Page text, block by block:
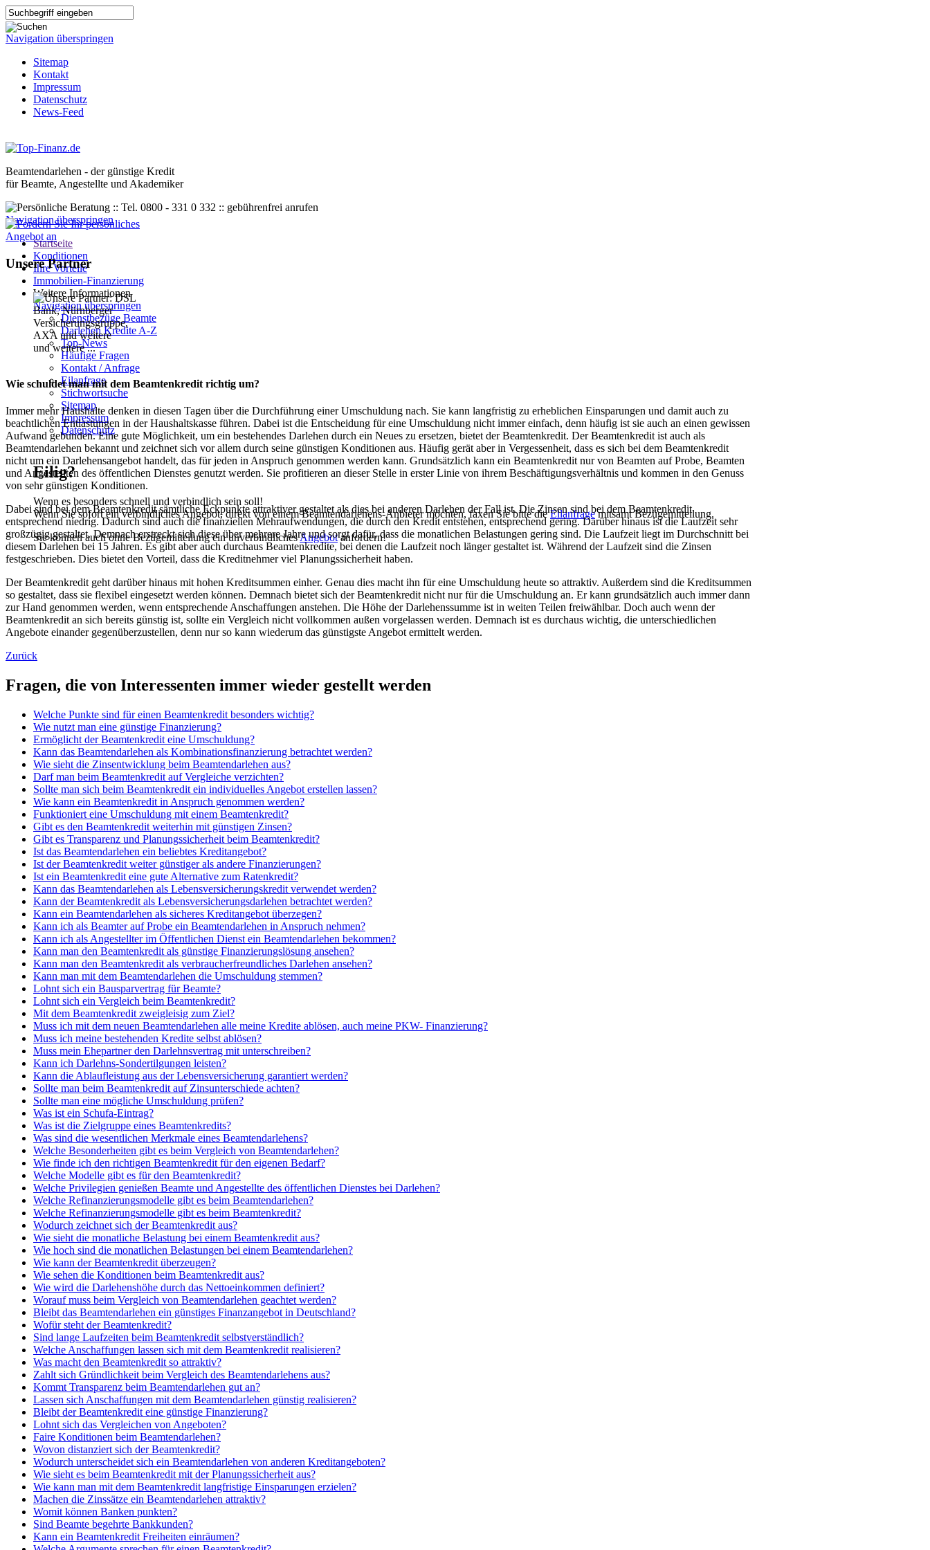
Navigation überspringen
Sitemap
Kontakt
Impressum
Datenschutz
News-Feed
Beamtendarlehen - der günstige Kredit
für Beamte, Angestellte und Akademiker
Navigation überspringen
Startseite
Konditionen
Ihre Vorteile
Immobilien-Finanzierung
Weitere Informationen
Navigation überspringen
Dienstbezüge Beamte
Darlehen Kredite A-Z
Top-News
Häufige Fragen
Kontakt / Anfrage
Eilanfrage
Stichwortsuche
Sitemap
Impressum
Datenschutz
Eilig?
Wenn es besonders schnell und verbindlich sein soll!
Wenn Sie sofort ein verbindliches Angebot, direkt von einem Beamtendarlehens-Anbieter möchten, faxen Sie bitte dieEilanfragemitsamt Bezügemitteilung.
Sie können auch ohne Bezügemitteilung ein unverbindlichesAngebotanfordern!
Unsere Partner
und weitere ...
Wie schuldet man mit dem Beamtenkredit richtig um?
Immer mehr Haushalte denken in diesen Tagen über die Durchführung einer Umschuldung nach. Sie kann langfristig zu erheblichen Einsparungen und damit auch zu
beachtlichen Entlastungen in der Haushaltskasse führen. Dabei ist die Entscheidung für eine Umschuldung nicht immer einfach, denn häufig ist sie auch an einen gewissen
Aufwand gebunden. Eine gute Möglichkeit, um ein bestehendes Darlehen durch ein Neues zu ersetzen, bietet der Beamtenkredit. Der Beamtenkredit ist auch als
Beamtendarlehen bekannt und zeichnet sich vor allem durch seine günstigen Konditionen aus. Häufig gerät aber in Vergessenheit, dass es sich bei dem Beamtenkredit
nicht um ein Darlehensangebot handelt, das für jeden in Anspruch genommen werden kann. Grundsätzlich kann ein Beamtenkredit nur von Beamten auf Probe, Beamten
und Angestellten des öffentlichen Dienstes genutzt werden. Sie profitieren an dieser Stelle in erster Linie von ihrem Beschäftigungsverhältnis und kommen in den Genuss
von sehr günstigen Konditionen.
Dabei sind bei dem Beamtenkredit sämtliche Eckpunkte attraktiver gestaltet als dies bei anderen Darlehen der Fall ist. Die Zinsen sind bei dem Beamtenkredit
entsprechend niedrig. Dadurch sind auch die finanziellen Mehraufwendungen, die durch den Kredit entstehen, entsprechend gering. Darüber hinaus ist die Laufzeit sehr
großzügig gestaltet. Demnach erstreckt sich diese über mehrere Jahre und sorgt dafür, dass die monatlichen Belastungen gering sind. Die Laufzeit liegt im Durchschnitt bei
diesem Darlehen bei 15 Jahren. Es gibt aber auch durchaus Beamtenkredite, bei denen die Laufzeit noch länger gestaltet ist. Während der Laufzeit sind die Zinsen
festgeschrieben. Dies bietet den Vorteil, dass die Kreditnehmer viel Planungssicherheit haben.
Der Beamtenkredit geht darüber hinaus mit hohen Kreditsummen einher. Genau dies macht ihn für eine Umschuldung heute so attraktiv. Außerdem sind die Kreditsummen
so gestaltet, dass sie flexibel eingesetzt werden können. Demnach bietet sich der Beamtenkredit nicht nur für die Umschuldung an. Er kann grundsätzlich auch immer dann
zur Hand genommen werden, wenn entsprechende Anschaffungen anstehen. Die Höhe der Darlehenssumme ist in weiten Teilen freiwählbar. Doch auch wenn der
Beamtenkredit an sich bereits günstig ist, sollte ein Vergleich nicht vollkommen außen vorgelassen werden. Demnach ist es durchaus wichtig, die unterschiedlichen
Angebote einander gegenüberzustellen, denn nur so kann wiederum das günstigste Angebot ermittelt werden.
Zurück
Fragen, die von Interessenten immer wieder gestellt werden
Welche Punkte sind für einen Beamtenkredit besonders wichtig?
Wie nutzt man eine günstige Finanzierung?
Ermöglicht der Beamtenkredit eine Umschuldung?
Kann das Beamtendarlehen als Kombinationsfinanzierung betrachtet werden?
Wie sieht die Zinsentwicklung beim Beamtendarlehen aus?
Darf man beim Beamtenkredit auf Vergleiche verzichten?
Sollte man sich beim Beamtenkredit ein individuelles Angebot erstellen lassen?
Wie kann ein Beamtenkredit in Anspruch genommen werden?
Funktioniert eine Umschuldung mit einem Beamtenkredit?
Gibt es den Beamtenkredit weiterhin mit günstigen Zinsen?
Gibt es Transparenz und Planungssicherheit beim Beamtenkredit?
Ist das Beamtendarlehen ein beliebtes Kreditangebot?
Ist der Beamtenkredit weiter günstiger als andere Finanzierungen?
Ist ein Beamtenkredit eine gute Alternative zum Ratenkredit?
Kann das Beamtendarlehen als Lebensversicherungskredit verwendet werden?
Kann der Beamtenkredit als Lebensversicherungsdarlehen betrachtet werden?
Kann ein Beamtendarlehen als sicheres Kreditangebot überzegen?
Kann ich als Beamter auf Probe ein Beamtendarlehen in Anspruch nehmen?
Kann ich als Angestellter im Öffentlichen Dienst ein Beamtendarlehen bekommen?
Kann man den Beamtenkredit als günstige Finanzierungslösung ansehen?
Kann man den Beamtenkredit als verbraucherfreundliches Darlehen ansehen?
Kann man mit dem Beamtendarlehen die Umschuldung stemmen?
Lohnt sich ein Bausparvertrag für Beamte?
Lohnt sich ein Vergleich beim Beamtenkredit?
Mit dem Beamtenkredit zweigleisig zum Ziel?
Muss ich mit dem neuen Beamtendarlehen alle meine Kredite ablösen, auch meine PKW- Finanzierung?
Muss ich meine bestehenden Kredite selbst ablösen?
Muss mein Ehepartner den Darlehnsvertrag mit unterschreiben?
Kann ich Darlehns-Sondertilgungen leisten?
Kann die Ablaufleistung aus der Lebensversicherung garantiert werden?
Sollte man beim Beamtenkredit auf Zinsunterschiede achten?
Sollte man eine mögliche Umschuldung prüfen?
Was ist ein Schufa-Eintrag?
Was ist die Zielgruppe eines Beamtenkredits?
Was sind die wesentlichen Merkmale eines Beamtendarlehens?
Welche Besonderheiten gibt es beim Vergleich von Beamtendarlehen?
Wie finde ich den richtigen Beamtenkredit für den eigenen Bedarf?
Welche Modelle gibt es für den Beamtenkredit?
Welche Privilegien genießen Beamte und Angestellte des öffentlichen Dienstes bei Darlehen?
Welche Refinanzierungsmodelle gibt es beim Beamtendarlehen?
Welche Refinanzierungsmodelle gibt es beim Beamtenkredit?
Wodurch zeichnet sich der Beamtenkredit aus?
Wie sieht die monatliche Belastung bei einem Beamtenkredit aus?
Wie hoch sind die monatlichen Belastungen bei einem Beamtendarlehen?
Wie kann der Beamtenkredit überzeugen?
Wie sehen die Konditionen beim Beamtenkredit aus?
Wie wird die Darlehenshöhe durch das Nettoeinkommen definiert?
Worauf muss beim Vergleich von Beamtendarlehen geachtet werden?
Bleibt das Beamtendarlehen ein günstiges Finanzangebot in Deutschland?
Wofür steht der Beamtenkredit?
Sind lange Laufzeiten beim Beamtenkredit selbstverständlich?
Welche Anschaffungen lassen sich mit dem Beamtenkredit realisieren?
Was macht den Beamtenkredit so attraktiv?
Zahlt sich Gründlichkeit beim Vergleich des Beamtendarlehens aus?
Kommt Transparenz beim Beamtendarlehen gut an?
Lassen sich Anschaffungen mit dem Beamtendarlehen günstig realisieren?
Bleibt der Beamtenkredit eine günstige Finanzierung?
Lohnt sich das Vergleichen von Angeboten?
Faire Konditionen beim Beamtendarlehen?
Wovon distanziert sich der Beamtenkredit?
Wodurch unterscheidet sich ein Beamtendarlehen von anderen Kreditangeboten?
Wie sieht es beim Beamtenkredit mit der Planungssicherheit aus?
Wie kann man mit dem Beamtenkredit langfristige Einsparungen erzielen?
Machen die Zinssätze ein Beamtendarlehen attraktiv?
Womit können Banken punkten?
Sind Beamte begehrte Bankkunden?
Kann ein Beamtenkredit Freiheiten einräumen?